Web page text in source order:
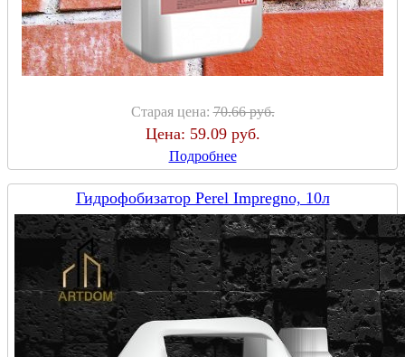
Старая цена:70.66 руб.
Цена: 59.09 руб.
Подробнее
Гидрофобизатор Perel Impregno, 10л